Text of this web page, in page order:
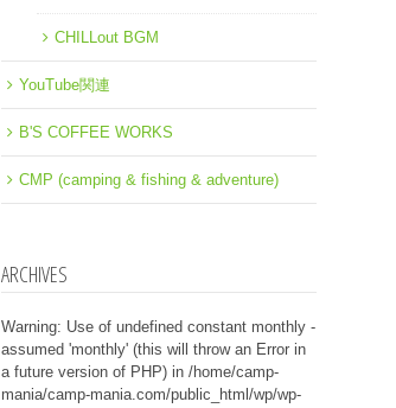
CHILLout BGM
YouTube関連
B'S COFFEE WORKS
CMP (camping & fishing & adventure)
ARCHIVES
Warning: Use of undefined constant monthly -
assumed 'monthly' (this will throw an Error in
a future version of PHP) in /home/camp-
mania/camp-mania.com/public_html/wp/wp-